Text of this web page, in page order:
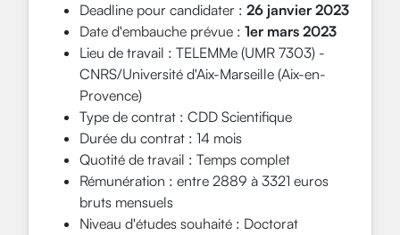
Deadline pour candidater : 26 janvier 2023
Date d'embauche prévue : 1er mars 2023
Lieu de travail : TELEMMe (UMR 7303) -
CNRS/Université d'Aix-Marseille (Aix-en-
Provence)
Type de contrat : CDD Scientifique
Durée du contrat : 14 mois
Quotité de travail : Temps complet
Rémunération : entre 2889 à 3321 euros
bruts mensuels
Niveau d'études souhaité : Doctorat